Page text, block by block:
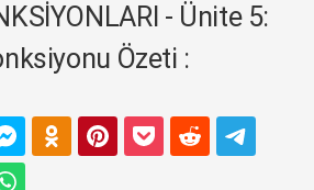
- Ünite 5:
Özeti :